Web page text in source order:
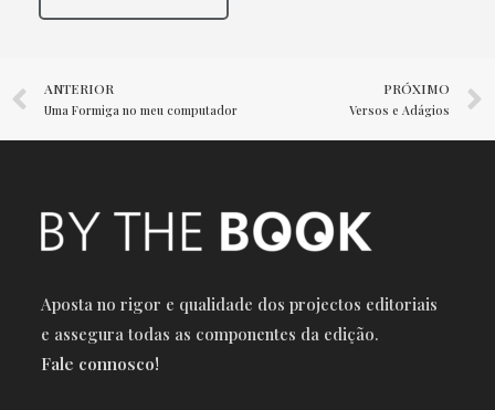
ANTERIOR
Uma Formiga no meu computador
PRÓXIMO
Versos e Adágios
Aposta no rigor e qualidade dos projectos editoriais
e assegura todas as componentes da edição.
Fale connosco!